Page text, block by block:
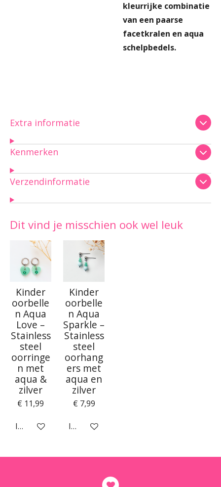
kleurrijke combinatie
van een paarse
facetkralen en aqua
schelpbedels.
Extra informatie
Kenmerken
Verzendinformatie
Dit vind je misschien ook wel leuk
Kinder
oorbelle
n Aqua
Love –
Stainless
steel
oorringe
n met
aqua &
zilver
€ 11,99
In winkelwagen
Kinder
oorbelle
n Aqua
Sparkle –
Stainless
steel
oorhang
ers met
aqua en
zilver
€ 7,99
In winkelwagen